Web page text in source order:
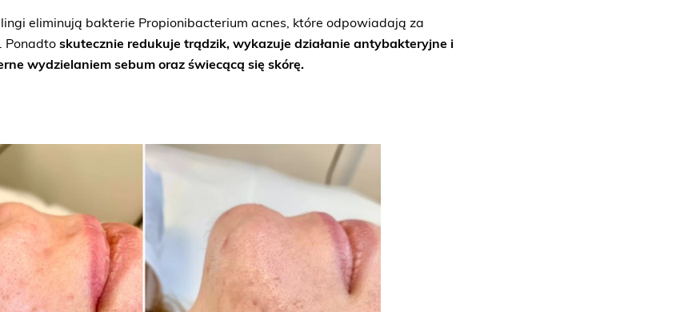
eliminują bakterie Propionibacterium acnes, które odpowiadają za
Ponadtoskutecznie redukuje trądzik, wykazuje działanie antybakteryjne i
wydzielaniem sebum oraz świecącą się skórę.